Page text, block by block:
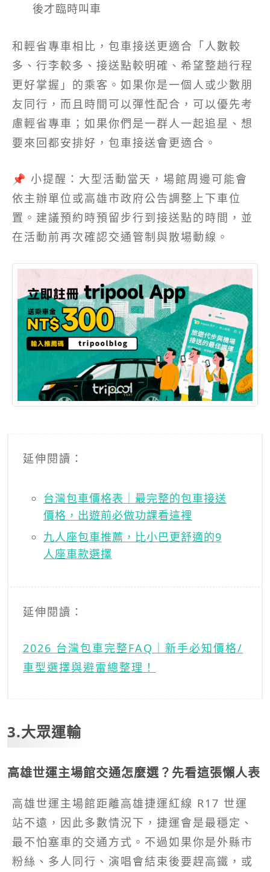
後才臨時叫車
和輕省專車相比，包車接送更適合「人數較
多、行李較多、接送點較明確、希望整趟行程
更好掌握」的乘客。如果你是一個人或少數朋
友同行，而且時間可以彈性配合，可以優先考
慮輕省專車；如果你們是一群人一起追星、想
要來回都安排好，包車接送會更適合。
📌 小提醒：大型活動當天，場館周邊可能會
依主辦單位或高雄市政府公告調整上下車位
置。建議預約時預留步行到接送點的時間，並
在活動前再次確認交通管制與散場動線。
延伸閱讀：
台灣包車價格表｜最完整的包車接送
價格，出遊前必做功課看這裡
九人座包車推薦，比小巴更舒適的9
人座車款選擇
延伸閱讀：
2026 台灣包車完整FAQ｜新手必知價格/
車型選擇與避雷總整理！
3.大眾運輸
高雄世運主場館交通怎麼選？先看這張懶人表
高雄世運主場館距離高雄捷運紅線 R17 世運
站不遠，因此多數情況下，捷運會是最穩定、
最不怕塞車的交通方式。不過如果你是外縣市
粉絲、多人同行、演唱會結束後要趕高鐵，或